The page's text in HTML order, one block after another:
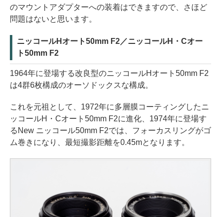
のマウントアダプターへの装着はできますので、さほど
問題はないと思います。
ニッコールHオート50mm F2／ニッコールH・Cオー
ト50mm F2
1964年に登場する改良型のニッコールHオート50mm F2
は4群6枚構成のオーソドックスな構成。
これを元祖として、1972年に多層膜コーティングしたニ
ッコールH・Cオート50mm F2に進化、1974年に登場す
るNew ニッコール50mm F2では、フォーカスリングがゴ
ム巻きになり、最短撮影距離を0.45mとなります。